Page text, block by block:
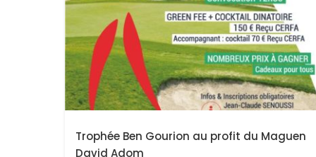
Trophée Ben Gourion au profit du Maguen
David Adom